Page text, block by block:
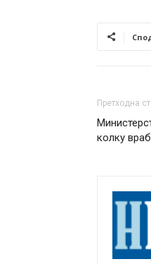
Претходна
колку